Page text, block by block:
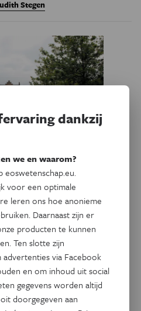
Stegen
doet
kolonies in de
is een stukje
Van den Bergh doet al jaren
geschiedenis van de kolonies
werk voegt onbekende
dankzij
we en waarom?
eoswetenschap.eu.
voor een optimale
leren ons hoe anonieme
Daarnaast zijn er
producten te kunnen
Ten slotte zijn
via Facebook
en om inhoud uit social
gegevens worden altijd
doorgegeven aan